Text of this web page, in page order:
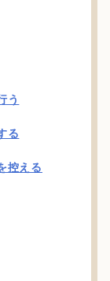
う
る
控える